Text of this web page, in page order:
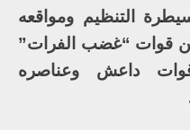
التنظيم ومواقعه
قوات “غضب الفرات”
داعش وعناصره